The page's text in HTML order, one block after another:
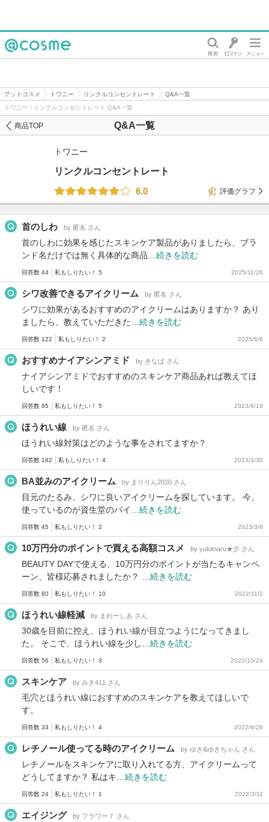
アットコスメ トワニー リンクルコンセントレート
Q&A一覧
トワニー / リンクルコンセントレート Q&A一覧
Q&A一覧
商品TOP
トワニー
リンクルコンセントレート
6.0
評価グラフ
首のしわ by 匿名 さん
首のしわに効果を感じたスキンケア製品がありましたら、ブラ
ンド名だけでは無く具体的な商品… 続きを読む
回答数 44 私もしりたい！ 5 2025/11/26
シワ改善できるアイクリーム by 匿名 さん
シワに効果があるおすすめのアイクリームはありますか？ あり
ましたら、教えていただきた… 続きを読む
回答数 122 私もしりたい！ 2 2025/6/6
おすすめナイアシンアミド by きなぱ さん
ナイアシンアミドでおすすめのスキンケア商品あれば教えてほ
しいです！
回答数 85 私もしりたい！ 5 2023/6/19
ほうれい線 by 匿名 さん
ほうれい線対策はどのような事をされてますか？
回答数 182 私もしりたい！ 4 2023/3/30
BA並みのアイクリーム by まりりん2020 さん
目元のたるみ、シワに良いアイクリームを探しています。 今、
使っているのが資生堂のバイ… 続きを読む
回答数 45 私もしりたい！ 2 2023/3/8
10万円分のポイントで買える高額コスメ by yukimaru★彡 さん
BEAUTY DAYで使える、10万円分のポイントが当たるキャンペ
ーン、皆様応募されましたか？ … 続きを読む
回答数 80 私もしりたい！ 10 2022/11/2
ほうれい線軽減 by まれーしあ さん
30歳を目前に控え、ほうれい線が目立つようになってきまし
た。 そこで、ほうれい線を少し… 続きを読む
回答数 56 私もしりたい！ 3 2022/10/24
スキンケア by みき411 さん
毛穴とほうれい線におすすめのスキンケアを教えてほしいで
す。
回答数 33 私もしりたい！ 4 2022/9/26
レチノール使ってる時のアイクリーム by ゆき&ゆきちゃん さん
レチノールをスキンケアに取り入れてる方、アイクリームって
どうしてますか？ 私はキ… 続きを読む
回答数 24 私もしりたい！ 1 2022/3/11
エイジング by フラワー７ さん